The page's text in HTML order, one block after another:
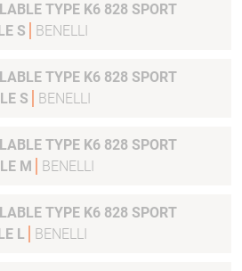
TYPE K6 828 SPORT
S
BENELLI
TYPE K6 828 SPORT
S
BENELLI
TYPE K6 828 SPORT
M
BENELLI
TYPE K6 828 SPORT
L
BENELLI